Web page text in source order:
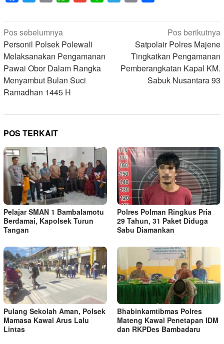
Navigasi
pos
Pos sebelumnya
Personil Polsek Polewali
Melaksanakan Pengamanan
Pawai Obor Dalam Rangka
Menyambut Bulan Suci
Ramadhan 1445 H
Pos berikutnya
Satpolair Polres Majene
Tingkatkan Pengamanan
Pemberangkatan Kapal KM.
Sabuk Nusantara 93
POS TERKAIT
Pelajar SMAN 1 Bambalamotu
Berdamai, Kapolsek Turun
Tangan
Polres Polman Ringkus Pria
29 Tahun, 31 Paket Diduga
Sabu Diamankan
Pulang Sekolah Aman, Polsek
Mamasa Kawal Arus Lalu
Lintas
Bhabinkamtibmas Polres
Mateng Kawal Penetapan IDM
dan RKPDes Bambadaru